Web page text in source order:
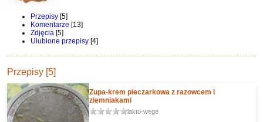
Przepisy [5]
Komentarze [13]
Zdjęcia [5]
Ulubione przepisy [4]
Przepisy [5]
Zupa-krem pieczarkowa z razowcem i
ziemniakami
lakto-wege